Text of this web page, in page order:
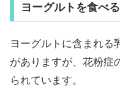
ヨーグルトを食べる
ヨーグルトに含まれる
がありますが、花粉症
られています。